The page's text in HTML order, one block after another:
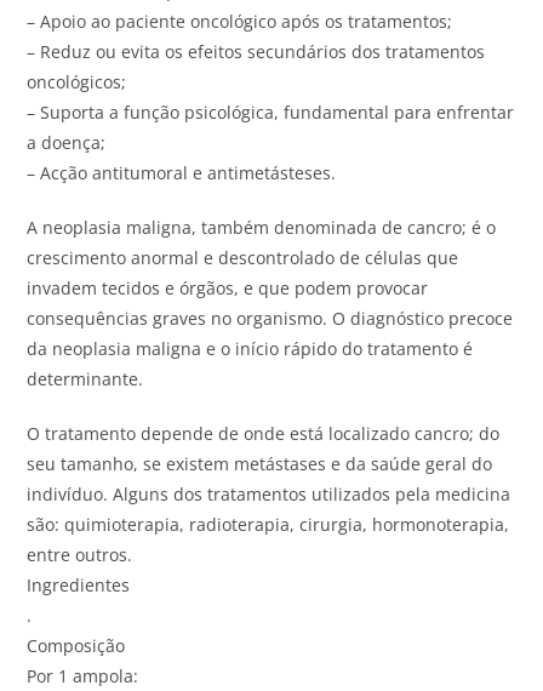
– Apoio ao paciente oncológico após os tratamentos;
– Reduz ou evita os efeitos secundários dos tratamentos
oncológicos;
– Suporta a função psicológica, fundamental para enfrentar
a doença;
– Acção antitumoral e antimetásteses.
A neoplasia maligna, também denominada de cancro; é o
crescimento anormal e descontrolado de células que
invadem tecidos e órgãos, e que podem provocar
consequências graves no organismo. O diagnóstico precoce
da neoplasia maligna e o início rápido do tratamento é
determinante.
O tratamento depende de onde está localizado cancro; do
seu tamanho, se existem metástases e da saúde geral do
indivíduo. Alguns dos tratamentos utilizados pela medicina
são: quimioterapia, radioterapia, cirurgia, hormonoterapia,
entre outros.
Ingredientes
.
Composição
Por 1 ampola: